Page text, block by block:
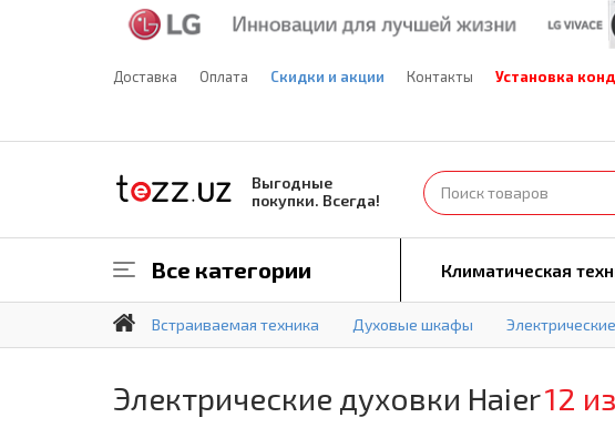
Доставка Оплата Скидки и акции Контакты Установка
Выгодные
покупки. Всегда!
Все категории Климатическая
Встраиваемая техника Духовые шкафы
Электрические духовки Haier12